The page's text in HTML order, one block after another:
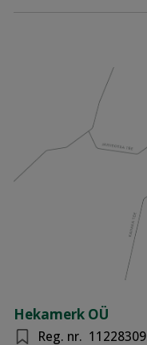
Hekamerk OÜ
Reg. nr. 11228309